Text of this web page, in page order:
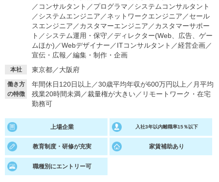
就活ノウハウ・サポート
就活支援
就活ノウハウが満載！
就活コラム
お役立ち記事・相談室など
適職診断
あなたに合う仕事を診断！ 動画で対策講座をチェック
就活ニュースペーパー
就活時事ニュースを更新 不明点があればこちら
／ コンサルタント ／プログラマ ／システムコンサルタント
／システムエンジニア ／ネットワークエンジニア ／セール
スエンジニア ／カスタマーエンジニア ／カスタマーサポー
ト ／システム運用・保守／ディレクター(Web、広告、ゲー
ムほか) ／Webデザイナー ／ITコンサルタント ／経営企画／
宣伝・広報 ／編集・制作・企画
本社 東京都／大阪府
働き方
の特徴
年間休日120日以上 ／30歳平均年収が600万円以上 ／ 月平均
残業20時間未満／裁量権が大きい／ リモートワーク・在宅
勤務可
上場企業 入社3年以内離職率15％以下
教育制度・研修が充実 家賃補助あり
職種別にエントリー可